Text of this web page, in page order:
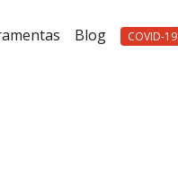
Blog COVID-19